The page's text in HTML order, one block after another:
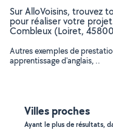
Sur AlloVoisins, trouvez
pour réaliser votre
Combleux (Loiret,
Autres exemples de
apprentissage d'anglais, ..
Villes proches
Ayant le plus de résultats,